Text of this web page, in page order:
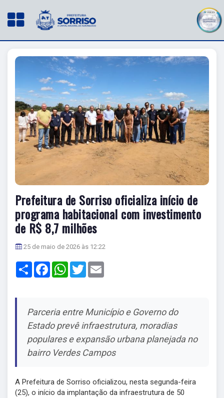
Prefeitura de Sorriso oficializa início de
programa habitacional com investimento
de R$ 8,7 milhões
25 de maio de 2026 às 12:22
Share FacebookWhatsApp
Twitter
Parceria entre Município e Governo do
Estado prevê infraestrutura, moradias
populares e expansão urbana planejada no
bairro Verdes Campos
A Prefeitura de Sorriso oficializou, nesta segunda-feira
(25), o início da implantação da infraestrutura de 50